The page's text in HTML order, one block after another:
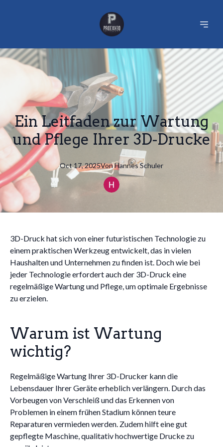
Ein Leitfaden zur Wartung
und Pflege Ihrer 3D-Drucke
Oct 17, 2025VonHannesSchuler
3D-Druck hat sich von einer futuristischen Technologie zu
einem praktischen Werkzeug entwickelt, das in vielen
Haushalten und Unternehmen zu finden ist. Doch wie bei
jeder Technologie erfordert auch der 3D-Druck eine
regelmäßige Wartung und Pflege, um optimale Ergebnisse
zu erzielen.
Warum ist Wartung
wichtig?
Regelmäßige Wartung Ihrer 3D-Drucker kann die
Lebensdauer Ihrer Geräte erheblich verlängern. Durch das
Vorbeugen von Verschleiß und das Erkennen von
Problemen in einem frühen Stadium können teure
Reparaturen vermieden werden. Zudem hilft eine gut
gepflegte Maschine, qualitativ hochwertige Drucke zu